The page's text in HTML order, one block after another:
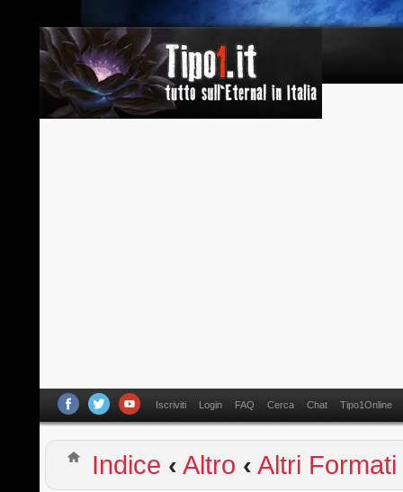
Iscriviti Login FAQ Cerca Chat Tipo1Online
Indice ‹ Altro ‹ Altri